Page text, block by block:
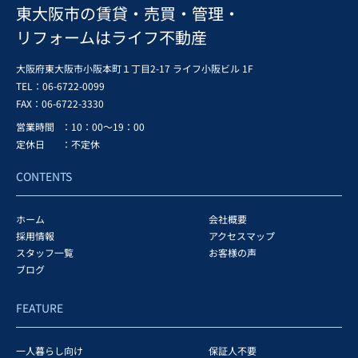
東大阪市の賃貸・売買・管理・
リフォームはライフ不動産
大阪府東大阪市小阪本町１丁目2-17 ライフ小阪ビル 1F
TEL：06-6722-0099
FAX： 06-6722-3330
営業時間
：10：00～19：00
定休日
：不定休
CONTENTS
ホーム
会社概要
採用情報
アクセスマップ
スタッフ一覧
お客様の声
ブログ
FEATURE
一人暮らし向け
保証人不要